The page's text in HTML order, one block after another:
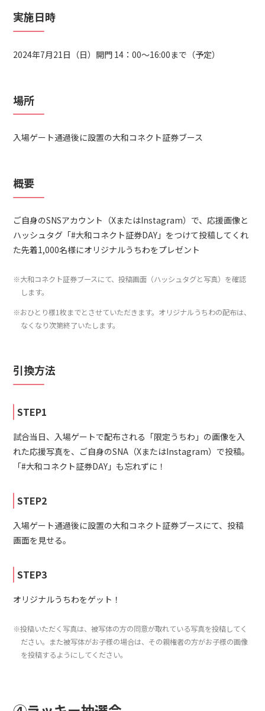
実施日時
2024年7月21日（日）開門 14：00～16:00まで（予定）
場所
入場ゲート通過後に設置の大和コネクト証券ブース
概要
ご自身のSNSアカウント（XまたはInstagram）で、応援画像と
ハッシュタグ「#大和コネクト証券DAY」をつけて投稿してくれ
た先着1,000名様にオリジナルうちわをプレゼント
※大和コネクト証券ブースにて、投稿画面（ハッシュタグと写真）を確認
します。
※おひとり様1枚までとさせていただきます。オリジナルうちわの配布は、
なくなり次第終了いたします。
引換方法
STEP1
試合当日、入場ゲートで配布される「限定うちわ」の画像を入
れた応援写真を、ご自身のSNA（XまたはInstagram）で投稿。
「#大和コネクト証券DAY」も忘れずに！
STEP2
入場ゲート通過後に設置の大和コネクト証券ブースにて、投稿
画面を見せる。
STEP3
オリジナルうちわをゲット！
※投稿いただく写真は、被写体の方の同意が取れている写真を投稿してく
ださい。また被写体がお子様の場合は、その親権者の方がお子様の画像
を投稿するようにしてください。